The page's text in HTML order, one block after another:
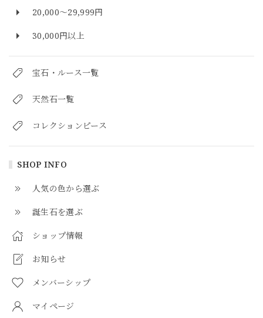
20,000～29,999円
30,000円以上
宝石・ルース一覧
天然石一覧
コレクションピース
SHOP INFO
人気の色から選ぶ
誕生石を選ぶ
ショップ情報
お知らせ
メンバーシップ
マイページ